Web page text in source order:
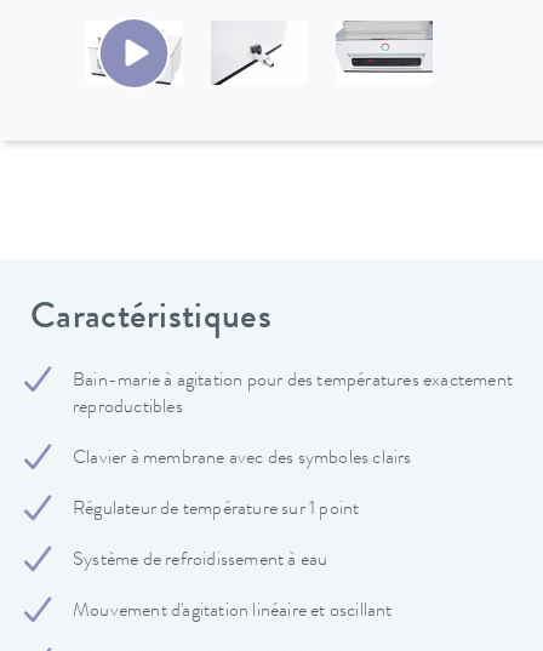
Caractéristiques
Bain-marie à agitation pour des températures exactement
reproductibles
Clavier à membrane avec des symboles clairs
Régulateur de température sur 1 point
Système de refroidissement à eau
Mouvement d'agitation linéaire et oscillant